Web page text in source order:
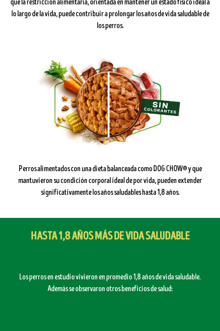
que la restricción alimentaria, orientada en mantener un estado físico ideal a
lo largo de la vida, puede contribuir a prolongar los años de vida saludable de
los perros.
Perros alimentados con una dieta balanceada como DOG CHOW® y que
mantuvieron su condición corporal ideal de por vida, pueden extender
significativamente los años saludables hasta 1,8 años.
HASTA 1,8 AÑOS MÁS DE VIDA SALUDABLE
Los perros en estudio vivieron en promedio 1,8 años de vida saludable.
Además se observaron otros beneficios de salud: